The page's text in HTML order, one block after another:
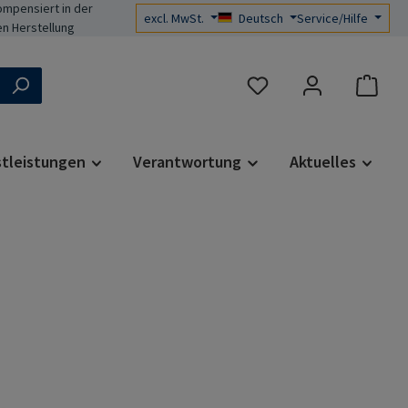
in der
Herstellung
excl. MwSt. Deutsch Service/Hilfe
Du hast 0 Produkte auf
Verantwortung Aktuelles